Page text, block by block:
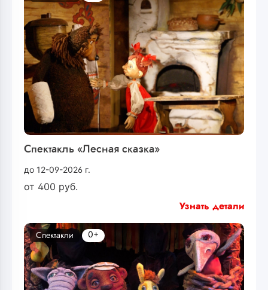
Спектакль «Лесная сказка»
до 12-09-2026 г.
от 400 руб.
Узнать детали
Спектакли 0+